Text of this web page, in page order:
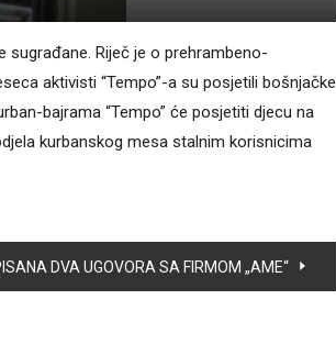
sugrađane. Riječ je o prehrambeno-
aktivisti “Tempo”-a su posjetili bošnjačke
bajrama “Tempo” će posjetiti djecu na
kurbanskog mesa stalnim korisnicima
DVA UGOVORA SA FIRMOM „AME“